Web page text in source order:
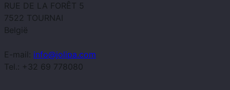
RUE DE LA FORÊT 5
7522 TOURNAI
België
E-mail: info@jolipa.com
Tel.: +32 69 778080